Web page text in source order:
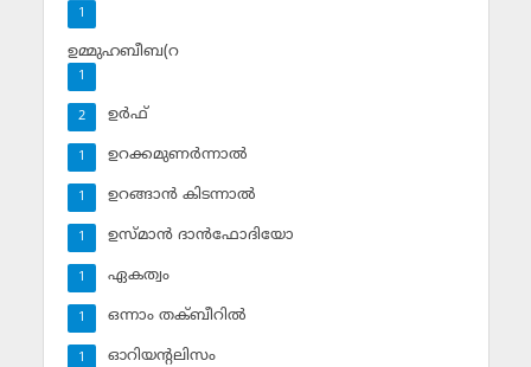
1
ഉമ്മുഹബീബ(റ
1
ഉര്‍ഫ്
2
ഉറക്കമുണര്‍ന്നാല്‍
1
ഉറങ്ങാന്‍ കിടന്നാല്‍
1
ഉസ്മാന്‍ ദാന്‍ഫോദിയോ
1
ഏകത്വം
1
ഒന്നാം തക്ബീറില്‍
1
ഓറിയന്റലിസം
1